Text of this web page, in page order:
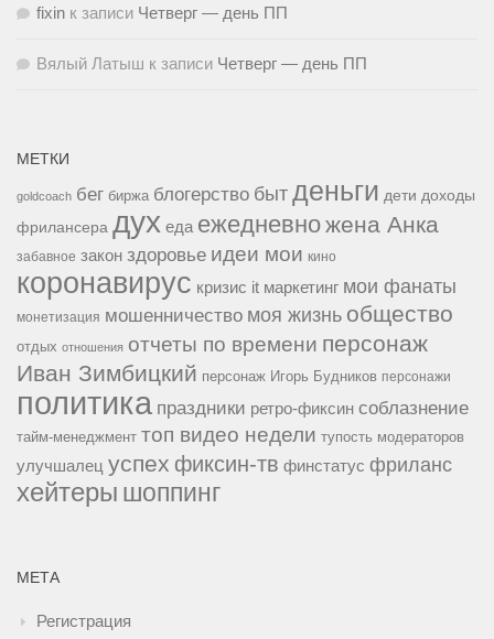
fixin к записи Четверг — день ПП
Вялый Латыш к записи Четверг — день ПП
МЕТКИ
goldcoach бег биржа блогерство быт деньги дети доходы
фрилансера дух еда ежедневножена Анка
забавное закон здоровье идеи мои кино
коронавирус кризис it маркетинг мои фанаты
монетизация мошенничество моя жизнь общество
отдых отношения отчеты по времени персонаж
Иван Зимбицкий персонаж Игорь Будников персонажи
политика праздники ретро-фиксин соблазнение
тайм-менеджмент топ видео недели тупость модераторов
улучшалец успех фиксин-тв финстатус фриланс
хейтеры шоппинг
МЕТА
Регистрация